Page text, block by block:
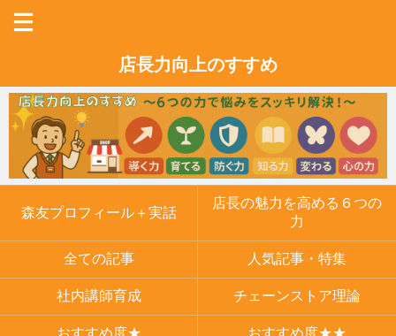
店長力向上のすすめ
森友プロフィール＋実話
店長の魅力を高める６つの
力
全ての記事 人気記事・特集
社内講師育成 チェーンストア理論